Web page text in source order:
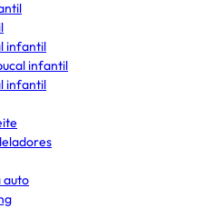
infantil
infantil
infantil
auto